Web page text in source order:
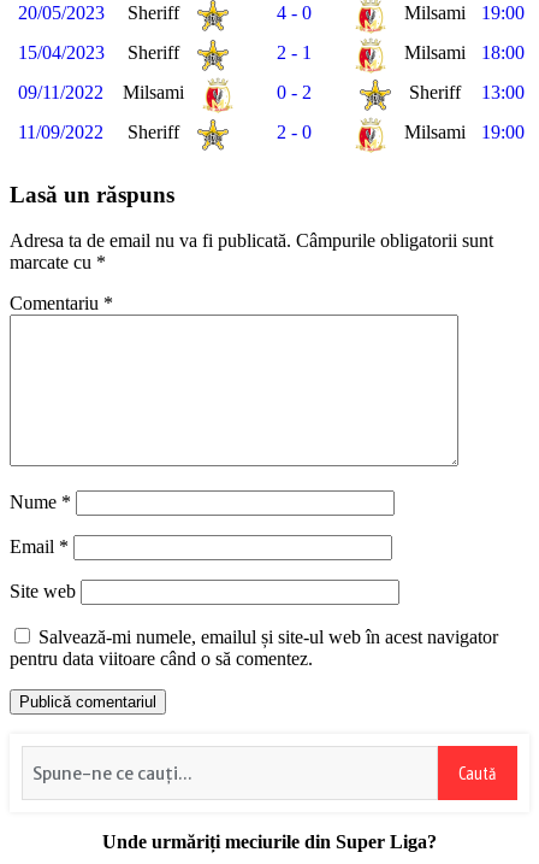
20/05/2023
Sheriff 4 - 0 Milsami
19:00
15/04/2023
Sheriff 2 - 1 Milsami
18:00
09/11/2022
Milsami 0 - 2 Sheriff
13:00
11/09/2022
Sheriff 2 - 0 Milsami 19:00
Lasă un răspuns
Adresa ta de email nu va fi publicată. Câmpurile obligatorii sunt
marcate cu *
Comentariu *
Nume *
Email *
Site web
Salvează-mi numele, emailul și site-ul web în acest navigator
pentru data viitoare când o să comentez.
Caută
Unde urmăriți meciurile din Super Liga?